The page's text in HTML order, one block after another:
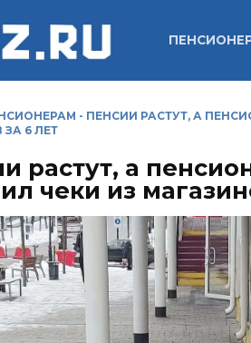
- ПЕНСИИ РАСТУТ, А
6 ЛЕТ
растут, а
чеки из